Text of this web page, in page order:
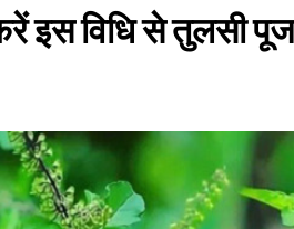
इस विधि से तुलसी